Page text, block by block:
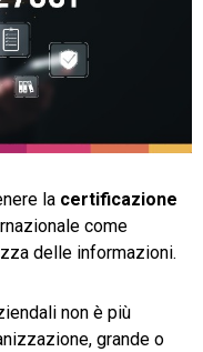
la certificazione
come
delle informazioni.
non è più
grande o